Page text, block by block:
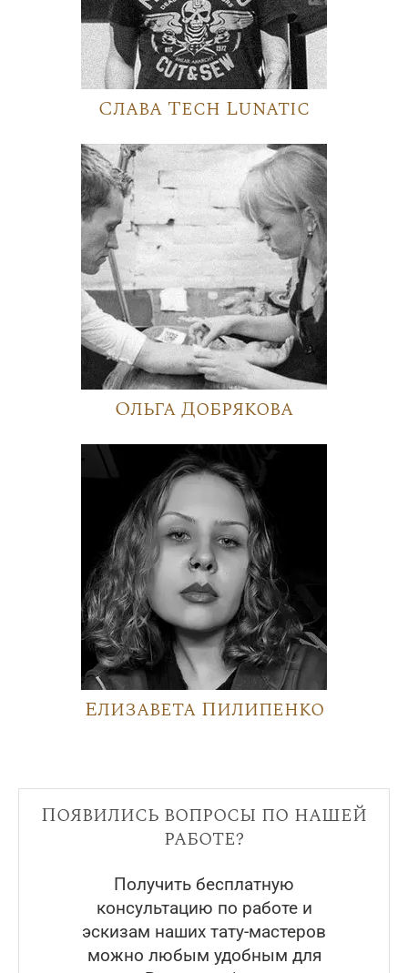
Слава Tech Lunatic
Ольга Добрякова
Елизавета Пилипенко
Появились вопросы по нашей
работе?
Получить бесплатную
консультацию по работе и
эскизам наших тату-мастеров
можно любым удобным для